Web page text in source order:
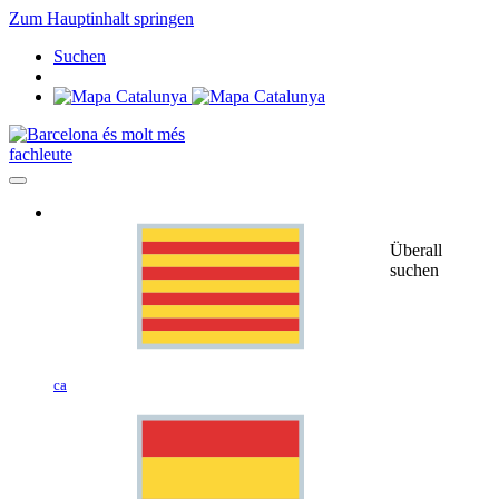
Zum Hauptinhalt springen
Suchen
fachleute
ca
Überall
suchen